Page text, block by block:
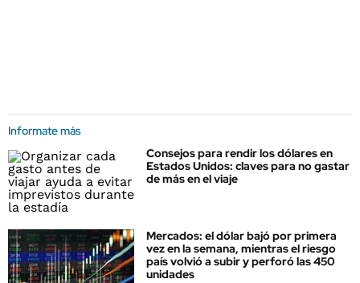
Informate más
Consejos para rendir los dólares en
Estados Unidos: claves para no gastar
de más en el viaje
Mercados: el dólar bajó por primera
vez en la semana, mientras el riesgo
país volvió a subir y perforó las 450
unidades